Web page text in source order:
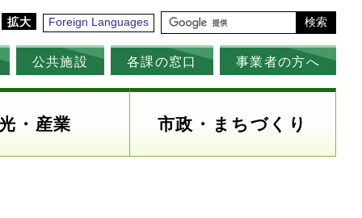
拡大 Foreign Languages 検索
公共施設 各課の窓口 事業者の方へ
・産業 市政・まちづくり